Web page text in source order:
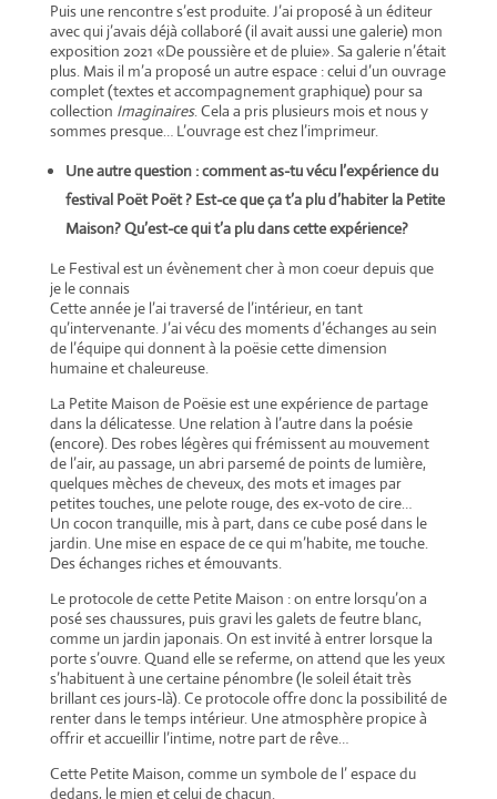
Puis une rencontre s’est produite. J’ai proposé à un éditeur
avec qui j’avais déjà collaboré (il avait aussi une galerie) mon
exposition 2021 «De poussière et de pluie». Sa galerie n’était
plus. Mais il m’a proposé un autre espace : celui d’un ouvrage
complet (textes et accompagnement graphique) pour sa
collection Imaginaires. Cela a pris plusieurs mois et nous y
sommes presque… L’ouvrage est chez l’imprimeur.
Une autre question : comment as-tu vécu l’expérience du
festival Poët Poët ? Est-ce que ça t’a plu d’habiter la Petite
Maison? Qu’est-ce qui t’a plu dans cette expérience?
Le Festival est un évènement cher à mon coeur depuis que
je le connais
Cette année je l’ai traversé de l’intérieur, en tant
qu’intervenante. J’ai vécu des moments d’échanges au sein
de l’équipe qui donnent à la poësie cette dimension
humaine et chaleureuse.
La Petite Maison de Poësie est une expérience de partage
dans la délicatesse. Une relation à l’autre dans la poésie
(encore). Des robes légères qui frémissent au mouvement
de l’air, au passage, un abri parsemé de points de lumière,
quelques mèches de cheveux, des mots et images par
petites touches, une pelote rouge, des ex-voto de cire…
Un cocon tranquille, mis à part, dans ce cube posé dans le
jardin. Une mise en espace de ce qui m’habite, me touche.
Des échanges riches et émouvants.
Le protocole de cette Petite Maison : on entre lorsqu’on a
posé ses chaussures, puis gravi les galets de feutre blanc,
comme un jardin japonais. On est invité à entrer lorsque la
porte s’ouvre. Quand elle se referme, on attend que les yeux
s’habituent à une certaine pénombre (le soleil était très
brillant ces jours-là). Ce protocole offre donc la possibilité de
renter dans le temps intérieur. Une atmosphère propice à
offrir et accueillir l’intime, notre part de rêve…
Cette Petite Maison, comme un symbole de l’ espace du
dedans, le mien et celui de chacun.